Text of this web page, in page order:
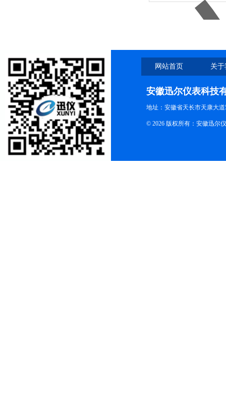
网站首页 关
安徽迅尔仪表科技
地址：安徽省天长市天康大道
© 2026 版权所有：安徽迅尔